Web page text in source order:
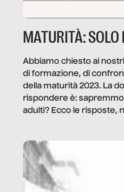
MATURITÀ: SOLO
Abbiamo chiesto ai
di formazione, di
della maturità 2023. La
rispondere è:
adulti? Ecco le risposte,